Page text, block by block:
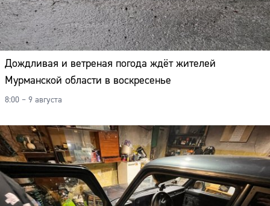
Дождливая и ветреная погода ждёт жителей
Мурманской области в воскресенье
8:00 – 9 августа